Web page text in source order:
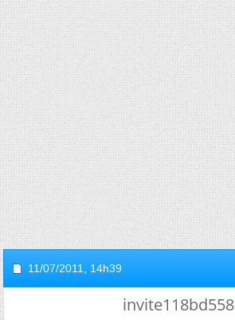
11/07/2011, 14h39
invite118bd558